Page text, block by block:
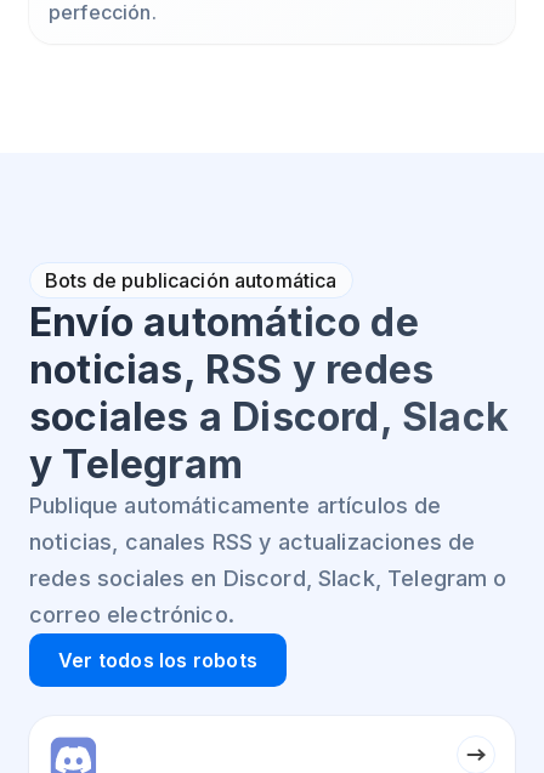
perfección.
Bots de publicación automática
Envío automático de
noticias, RSS y redes
sociales a Discord, Slack
y Telegram
Publique automáticamente artículos de
noticias, canales RSS y actualizaciones de
redes sociales en Discord, Slack, Telegram o
correo electrónico.
Ver todos los robots